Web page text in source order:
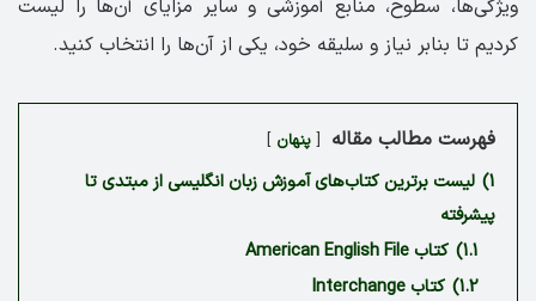
ویژگی‌ها، سطوح، منابع آموزشی و سایر مزایای آن‌ها را لیست
کردیم تا بنابر نیاز و سلیقه خود، یکی از آن‌ها را انتخاب کنید.
فهرست مطالب مقاله پنهان
1) لیست برترین کتاب‌های آموزش زبان انگلیسی از مبتدی تا
پیشرفته
1.1) کتاب American English File
1.2) کتاب Interchange